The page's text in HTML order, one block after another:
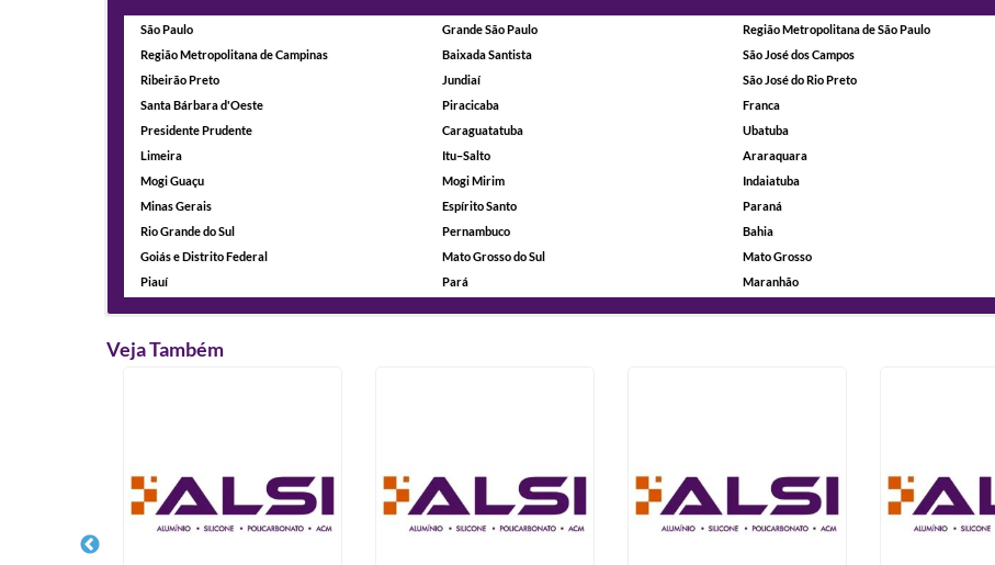
São Paulo Grande São Paulo Região Metropolitana de São Paulo
Região Metropolitana de Campinas
Baixada Santista São José dos Campos
Ribeirão Preto
Jundiaí São José do Rio Preto
Santa Bárbara d'Oeste
Piracicaba Franca
Presidente Prudente
Caraguatatuba Ubatuba
Limeira
Itu–Salto Araraquara
Mogi Guaçu
Mogi Mirim Indaiatuba
Minas Gerais
Espírito Santo Paraná
Rio Grande do Sul
Pernambuco Bahia
Goiás e Distrito Federal
Mato Grosso do Sul Mato Grosso
Piauí
Pará Maranhão
Veja Também